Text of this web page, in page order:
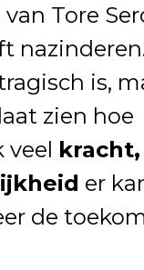
Tore
is,
zien hoe
veel
er
de